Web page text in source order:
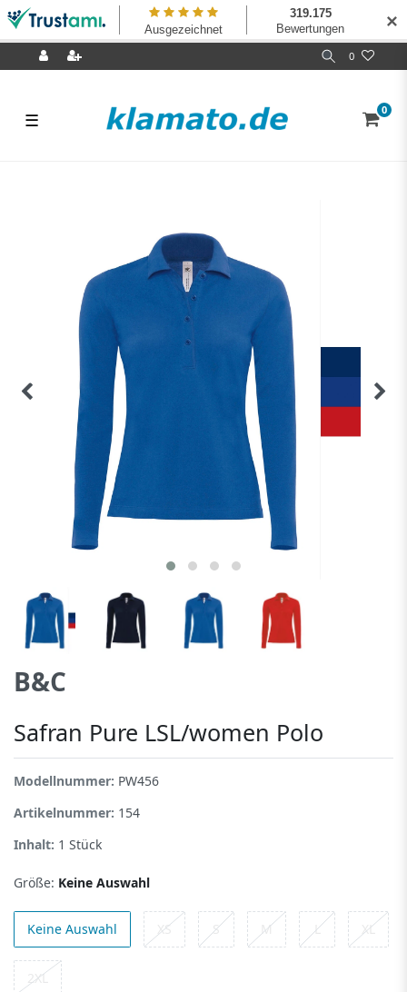
0
☰ 0
B&C
Safran Pure LSL/women Polo
Modellnummer: PW456
Artikelnummer: 154
Inhalt: 1 Stück
Größe: Keine Auswahl
Keine Auswahl XS S M L XL
2XL
✕